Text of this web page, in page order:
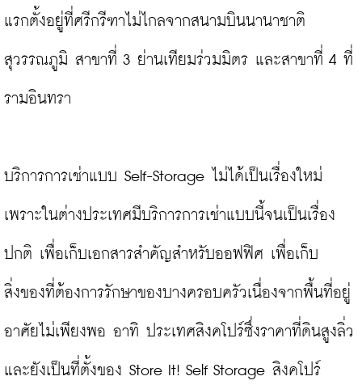
แรกตั้งอยู่ที่ศรีกรีฑาไม่ไกลจากสนามบินนานาชาติ
สุวรรณภูมิ สาขาที่ 3 ย่านเทียมร่วมมิตร และสาขาที่ 4 ที่
รามอินทรา
บริการการเช่าแบบ Self-Storage ไม่ได้เป็นเรื่องใหม่
เพราะในต่างประเทศมีบริการการเช่าแบบนี้จนเป็นเรื่อง
ปกติ เพื่อเก็บเอกสารสำคัญสำหรับออฟฟิศ เพื่อเก็บ
สิ่งของที่ต้องการรักษาของบางครอบครัวเนื่องจากพื้นที่อยู่
อาศัยไม่เพียงพอ อาทิ ประเทศสิงคโปร์ซึ่งราคาที่ดินสูงลิ่ว
และยังเป็นที่ตั้งของ Store It! Self Storage สิงคโปร์